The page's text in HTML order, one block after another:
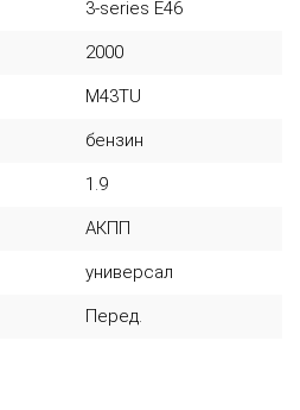
3-series E46
2000
M43TU
бензин
1.9
АКПП
универсал
Перед.